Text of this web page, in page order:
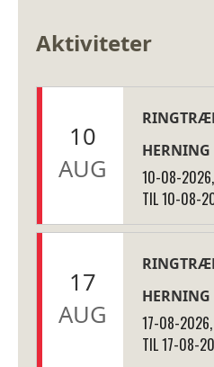
Aktiviteter
10
AUG
HERNING
10-08-
TIL 10-08-
17
AUG
HERNING
17-08-2026,
TIL 17-08-